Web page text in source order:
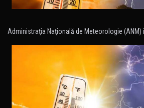
Administraţia Naţională de Meteorologie (ANM)